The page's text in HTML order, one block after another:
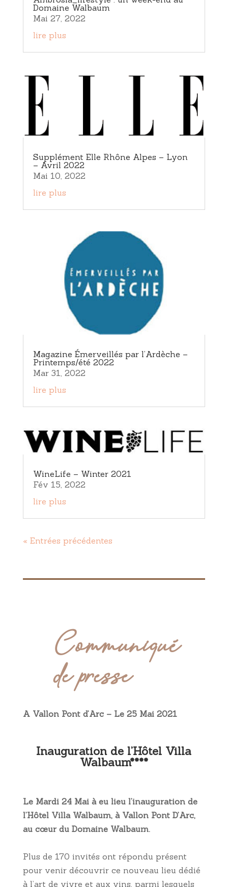
Domaine Walbaum
Mai 27, 2022
lire plus
Supplément Elle Rhône Alpes – Lyon
– Avril 2022
Mai 10, 2022
lire plus
Magazine Émerveillés par l’Ardèche –
Printemps/été 2022
Mar 31, 2022
lire plus
WineLife – Winter 2021
Fév 15, 2022
lire plus
« Entrées précédentes
Communiqué
de presse
A Vallon Pont d’Arc – Le 25 Mai 2021
Inauguration de l’Hôtel Villa
Walbaum****
Le Mardi 24 Mai à eu lieu l’inauguration de
l’Hôtel Villa Walbaum, à Vallon Pont D’Arc,
au cœur du DomaineWalbaum.
Plus de 170 invités ont répondu présent
pour venir découvrir ce nouveau lieu dédié
à l’art de vivre et aux vins, parmi lesquels